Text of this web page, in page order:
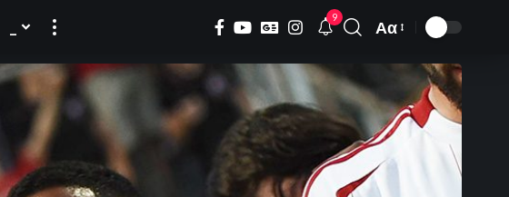
9
Font
Resizer
Αα